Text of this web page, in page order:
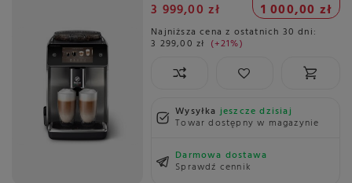
3 999,00 zł 1 000,00 zł
Najniższa cena z ostatnich 30 dni:
3 299,00 zł +21%
Wysyłkajeszcze dzisiaj
Towar dostępny w magazynie
Darmowa dostawa
Sprawdź cennik